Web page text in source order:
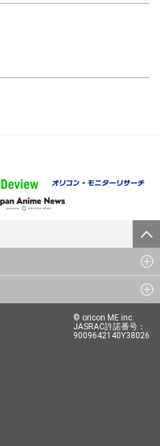
© oricon ME inc.
JASRAC許諾番号：
9009642140Y38026